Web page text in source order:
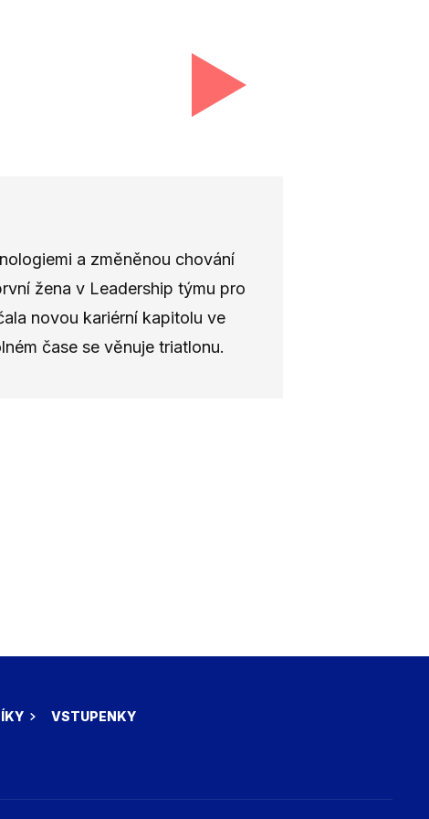
a změněnou chování
žena v Leadership týmu pro
novou kariérní kapitolu ve
čase se věnuje triatlonu.
VSTUPENKY